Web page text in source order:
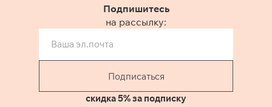
Подпишитесь
на рассылку:
Подписаться
скидка 5% за подписку